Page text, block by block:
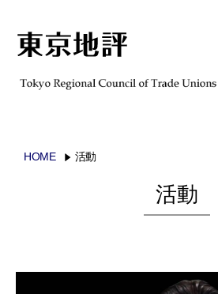
HOME 活動
活動